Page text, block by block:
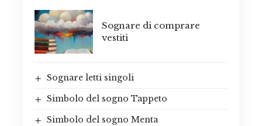
Sognare di comprare
vestiti
Sognare letti singoli
Simbolo del sogno Tappeto
Simbolo del sogno Menta